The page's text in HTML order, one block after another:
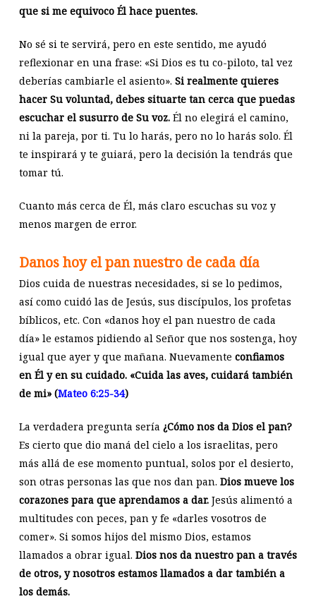
que si me equivoco Él hace puentes.
No sé si te servirá, pero en este sentido, me ayudó
reflexionar en una frase: «Si Dios es tu co-piloto, tal vez
deberías cambiarle el asiento». Si realmente quieres
hacer Su voluntad, debes situarte tan cerca que puedas
escuchar el susurro de Su voz. Él no elegirá el camino,
ni la pareja, por ti. Tu lo harás, pero no lo harás solo. Él
te inspirará y te guiará, pero la decisión la tendrás que
tomar tú.
Cuanto más cerca de Él, más claro escuchas su voz y
menos margen de error.
Danos hoy el pan nuestro de cada día
Dios cuida de nuestras necesidades, si se lo pedimos,
así como cuidó las de Jesús, sus discípulos, los profetas
bíblicos, etc. Con «danos hoy el pan nuestro de cada
día» le estamos pidiendo al Señor que nos sostenga, hoy
igual que ayer y que mañana. Nuevamente confiamos
en Él y en su cuidado. «Cuida las aves, cuidará también
de mi» (Mateo 6:25-34)
La verdadera pregunta sería ¿Cómo nos da Dios el pan?
Es cierto que dio maná del cielo a los israelitas, pero
más allá de ese momento puntual, solos por el desierto,
son otras personas las que nos dan pan. Dios mueve los
corazones para que aprendamos a dar.Jesús alimentó a
multitudes con peces, pan y fe «darles vosotros de
comer». Si somos hijos del mismo Dios, estamos
llamados a obrar igual. Dios nos da nuestro pan a través
de otros, y nosotros estamos llamados a dar también a
los demás.